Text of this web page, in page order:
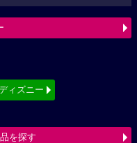
ィズニー
を探す